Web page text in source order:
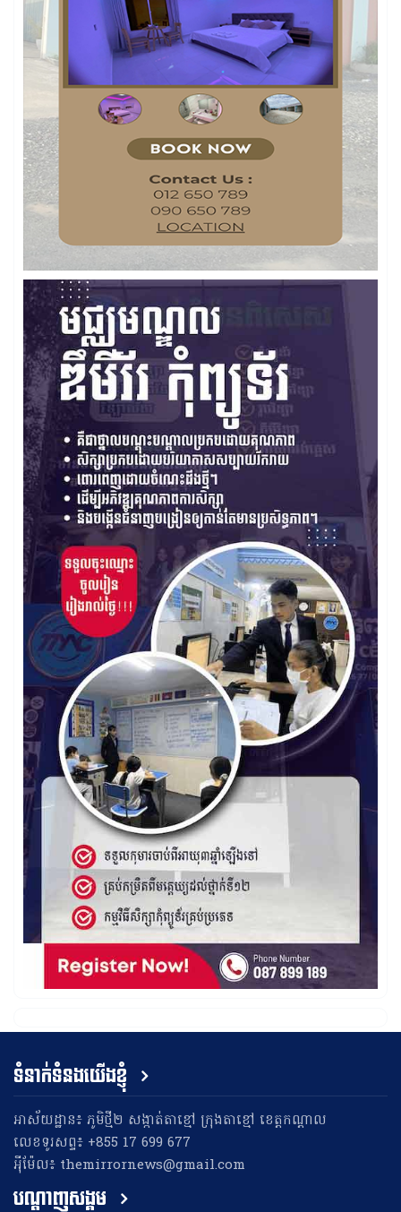
ទំនាក់ទំនងយើងខ្ញុំ
អាស័យដ្ឋាន៖ ភូមិថ្មី២ សង្កាត់តាខ្មៅ ក្រុងតាខ្មៅ ខេត្តកណ្តាល
លេខទូរសព្ទ៖ +855 17 699 677
អុីម៉ែល៖ themirrornews@gmail.com
បណ្តាញសង្គម